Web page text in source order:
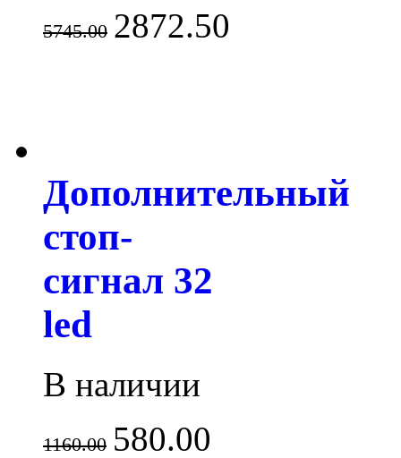
5745.00 2872.50
Дополнительный
стоп-
сигнал 32
led
В наличии
1160.00 580.00